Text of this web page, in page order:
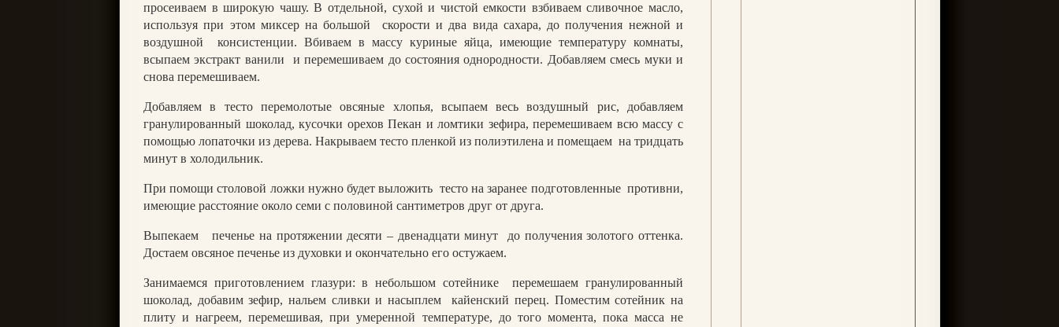
просеиваем в широкую чашу. В отдельной, сухой и чистой емкости взбиваем сливочное масло,
используя при этом миксер на большой
скорости и два вида сахара, до получения нежной и
воздушной
консистенции. Вбиваем в массу куриные яйца, имеющие температуру комнаты,
всыпаем экстракт ванили
и перемешиваем до состояния однородности. Добавляем смесь муки и
снова перемешиваем.
Добавляем в тесто перемолотые овсяные хлопья, всыпаем весь воздушный рис, добавляем
гранулированный шоколад, кусочки орехов Пекан и ломтики зефира, перемешиваем всю массу с
помощью лопаточки из дерева. Накрываем тесто пленкой из полиэтилена и помещаем на тридцать
минут в холодильник.
При помощи столовой ложки нужно будет выложить тесто на заранее подготовленные противни,
имеющие расстояние около семи с половиной сантиметров друг от друга.
Выпекаем печенье на протяжении десяти – двенадцати минут
до получения золотого оттенка.
Достаем овсяное печенье из духовки и окончательно его остужаем.
Занимаемся приготовлением глазури: в небольшом сотейнике
перемешаем гранулированный
шоколад, добавим зефир, нальем сливки и насыплем
кайенский перец. Поместим сотейник на
плиту и нагреем, перемешивая, при умеренной температуре, до того момента, пока масса не